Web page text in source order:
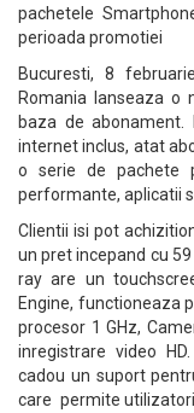
pachetele
perioada promotiei
Bucuresti, 8
Romania lanseaza o
baza de
internet inclus, atat
o serie de pachete
performante, aplicatii
Clientii isi pot
un pret incepand cu
ray are un
Engine, functioneaza
procesor 1 GHz,
inregistrare video
cadou un suport
care permite